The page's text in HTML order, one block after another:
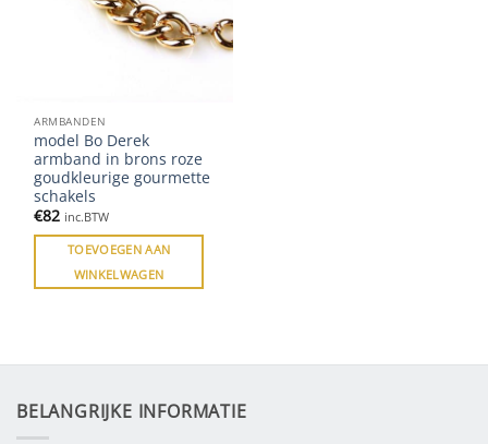
ARMBANDEN
model Bo Derek
armband in brons roze
goudkleurige gourmette
schakels
€82 inc.BTW
TOEVOEGEN AAN
WINKELWAGEN
BELANGRIJKE INFORMATIE